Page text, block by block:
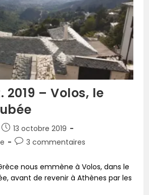
2019 – Volos, le
13 octobre 2019
3 commentaires
nous emmène à Volos, dans le
avant de revenir à Athènes par les